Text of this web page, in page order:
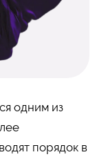
одним из
порядок в